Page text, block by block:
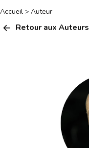
Accueil > Auteur
Retour aux Auteurs